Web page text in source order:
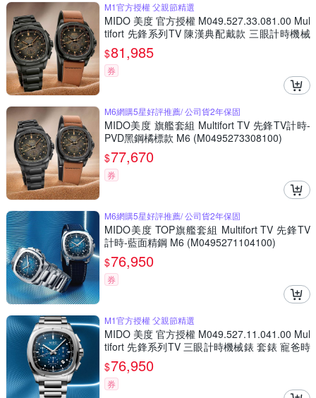
M1官方授權 父親節精選
MIDO 美度 官方授權 M049.527.33.081.00 Mul
tifort 先鋒系列TV 陳漢典配戴款 三眼計時機械
錶 套錶 寵爸時刻 送禮推薦-灰黑 M049527330
8100
$81,985
券
M6網購5星好評推薦/ 公司貨2年保固
MIDO美度 旗艦套組 Multifort TV 先鋒TV計時-
PVD黑鋼橘標款 M6 (M0495273308100)
$77,670
券
M6網購5星好評推薦/ 公司貨2年保固
MIDO美度 TOP旗艦套組 Multifort TV 先鋒TV
計時-藍面精鋼 M6 (M0495271104100)
$76,950
券
M1官方授權 父親節精選
MIDO 美度 官方授權 M049.527.11.041.00 Mul
tifort 先鋒系列TV 三眼計時機械錶 套錶 寵爸時
刻 送禮推薦-漸層藍 M0495271104100
$76,950
券